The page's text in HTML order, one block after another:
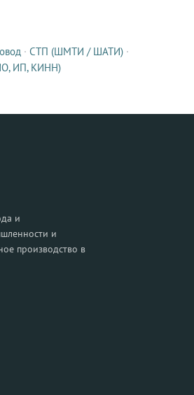
· СТП (ШМТИ / ШАТИ) ·
ИП, КИНН)
и
и
производство в